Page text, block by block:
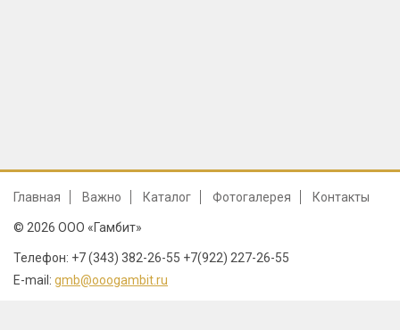
Главная Важно Каталог Фотогалерея Контакты
© 2026 ООО «Гамбит»
Телефон: +7 (343) 382-26-55 +7(922) 227-26-55
E-mail: gmb@ooogambit.ru